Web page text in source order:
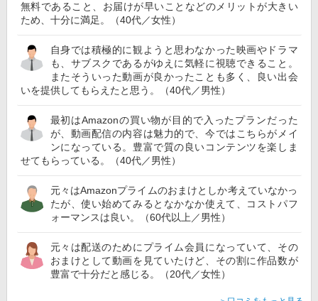
無料であること、お届けが早いことなどのメリットが大きい
ため、十分に満足。（40代／女性）
自身では積極的に観ようと思わなかった映画やドラマ
も、サブスクであるがゆえに気軽に視聴できること。
またそういった動画が良かったことも多く、良い出会
いを提供してもらえたと思う。（40代／男性）
最初はAmazonの買い物が目的で入ったプランだった
が、動画配信の内容は魅力的で、今ではこちらがメイ
ンになっている。豊富で質の良いコンテンツを楽しま
せてもらっている。（40代／男性）
元々はAmazonプライムのおまけとしか考えていなかっ
たが、使い始めてみるとなかなか使えて、コストパフ
ォーマンスは良い。（60代以上／男性）
元々は配送のためにプライム会員になっていて、その
おまけとして動画を見ていたけど、その割に作品数が
豊富で十分だと感じる。（20代／女性）